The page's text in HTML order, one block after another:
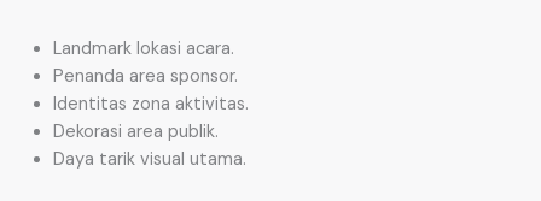
Landmark lokasi acara.
Penanda area sponsor.
Identitas zona aktivitas.
Dekorasi area publik.
Daya tarik visual utama.